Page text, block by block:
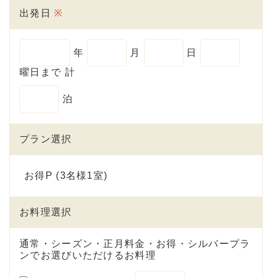
出発日 ※
年 月
日
曜日まで 計
泊
プラン選択
お得P (3名様1室)
お料理選択
通常・シーズン・正月料金・お得・シルバープラ
ンでお選びいただけるお料理